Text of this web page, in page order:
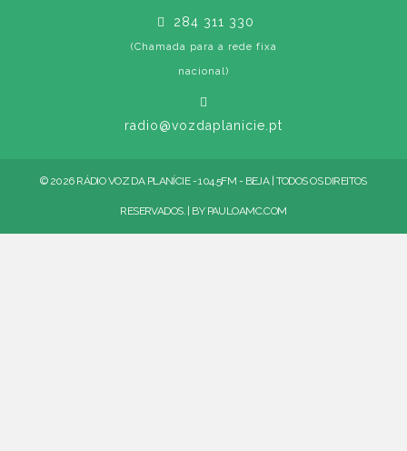
284 311 330
(Chamada para a rede fixa
nacional)
radio@vozdaplanicie.pt
© 2026 RÁDIO VOZ DA PLANÍCIE - 104.5FM - BEJA | TODOS OS DIREITOS
RESERVADOS. | BY PAULOAMC.COM